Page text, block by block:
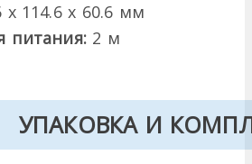
x 114.6 x 60.6 мм
питания:2 м
УПАКОВКА И